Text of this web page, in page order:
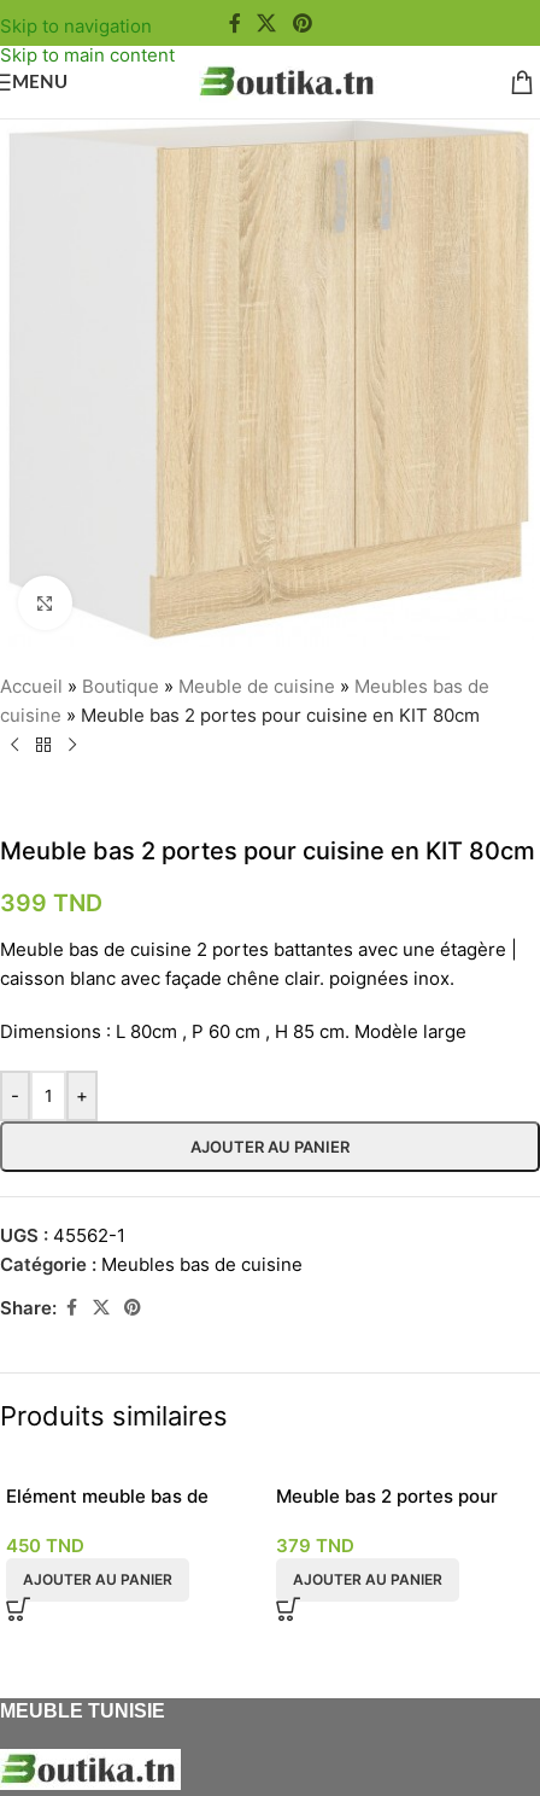
Skip to navigation
Skip to main content
MENU
Agrandir
Accueil » Boutique » Meuble de cuisine » Meubles bas de
cuisine » Meuble bas 2 portes pour cuisine en KIT 80cm
Meuble bas 2 portes pour cuisine en KIT 80cm
399 TND
Meuble bas de cuisine 2 portes battantes avec une étagère |
caisson blanc avec façade chêne clair. poignées inox.
Dimensions : L 80cm , P 60 cm , H 85 cm. Modèle large
- +
AJOUTER AU PANIER
UGS : 45562-1
Catégorie : Meubles bas de cuisine
Share:
Produits similaires
Elément meuble bas de
450 TND
AJOUTER AU PANIER
Meuble bas 2 portes pour
379 TND
AJOUTER AU PANIER
MEUBLE TUNISIE